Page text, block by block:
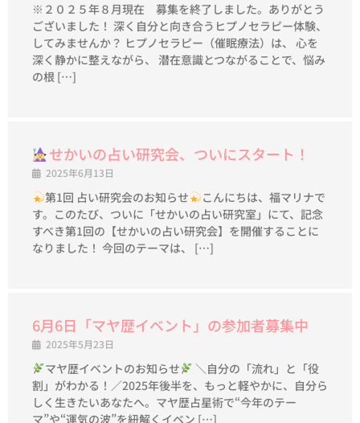
※２０２５年８月現在 募集を終了しました。ありがとう
ございました！ 深く自分と向き合うヒプノセラピー体験、
してみませんか？ ヒプノセラピー（催眠療法）は、 心を
深く静かに整えながら、 潜在意識とつながることで、悩み
の根 […]
せかいの占い研究会、ついにスタート！
2025年6月13日
第1回 占い研究会のお知らせ
こんにちは、福マリナで
す。このたび、ついに「せかいの占い研究室」にて、記念
すべき第1回の【せかいの占い研究会】を開催することに
なりました！ 今回のテーマは、 […]
6月6日「マヤ歴イベント」の参加者募集中
2025年5月23日
マヤ歴イベントのお知らせ
＼自分の「流れ」と「役
割」がわかる！／2025年後半を、もっと軽やかに、自分ら
しく生きたいあなたへ。マヤ歴占星術で“今年のテー
マ”や“運気の波”を紐解くイベン […]